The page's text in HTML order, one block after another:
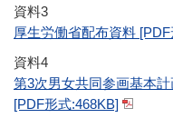
資料3
厚生労働省配布資料
資料4
第3次男女共同参画基本
[PDF形式:468KB]